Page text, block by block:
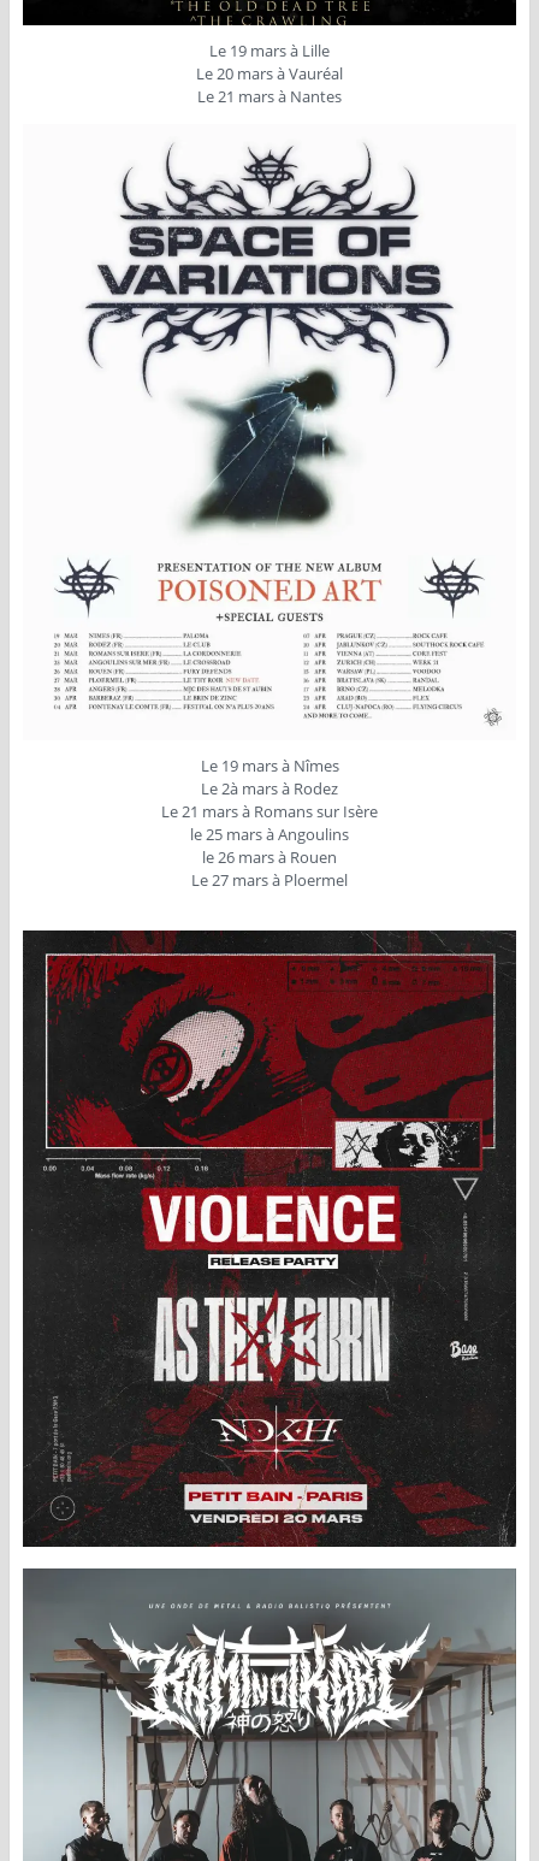
Le 19 mars à Lille
Le 20 mars à Vauréal
Le 21 mars à Nantes
Le 19 mars à Nîmes
Le 2à mars à Rodez
Le 21 mars à Romans sur Isère
le 25 mars à Angoulins
le 26 mars à Rouen
Le 27 mars à Ploermel